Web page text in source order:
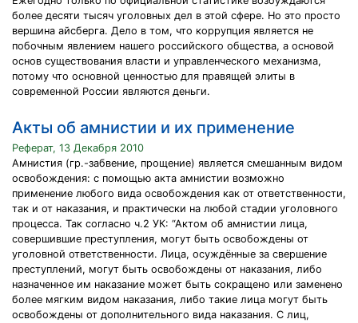
более десяти тысяч уголовных дел в этой сфере. Но это просто
вершина айсберга. Дело в том, что коррупция является не
побочным явлением нашего российского общества, а основой
основ существования власти и управленческого механизма,
потому что основной ценностью для правящей элиты в
современной России являются деньги.
Акты об амнистии и их применение
Реферат, 13 Декабря 2010
Амнистия (гр.-забвение, прощение) является смешанным видом
освобождения: с помощью акта амнистии возможно
применение любого вида освобождения как от ответственности,
так и от наказания, и практически на любой стадии уголовного
процесса. Так согласно ч.2 УК: “Актом об амнистии лица,
совершившие преступления, могут быть освобождены от
уголовной ответственности. Лица, осуждённые за свершение
преступлений, могут быть освобождены от наказания, либо
назначенное им наказание может быть сокращено или заменено
более мягким видом наказания, либо такие лица могут быть
освобождены от дополнительного вида наказания. С лиц,